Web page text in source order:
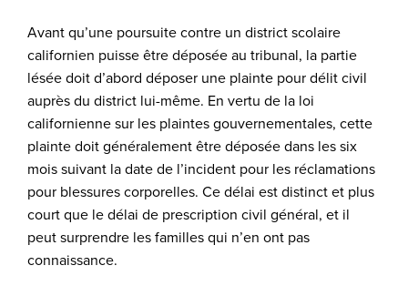
Avant qu’une poursuite contre un district scolaire
californien puisse être déposée au tribunal, la partie
lésée doit d’abord déposer une plainte pour délit civil
auprès du district lui-même. En vertu de la loi
californienne sur les plaintes gouvernementales, cette
plainte doit généralement être déposée dans les six
mois suivant la date de l’incident pour les réclamations
pour blessures corporelles. Ce délai est distinct et plus
court que le délai de prescription civil général, et il
peut surprendre les familles qui n’en ont pas
connaissance.